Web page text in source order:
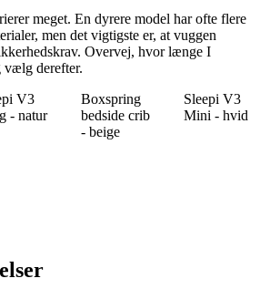
meget. En dyrere model har ofte flere
men det vigtigste er, at vuggen
Overvej, hvor længe I
vælg derefter.
V3
- natur
Boxspring
bedside crib
- beige
Sleepi V3
Mini - hvid